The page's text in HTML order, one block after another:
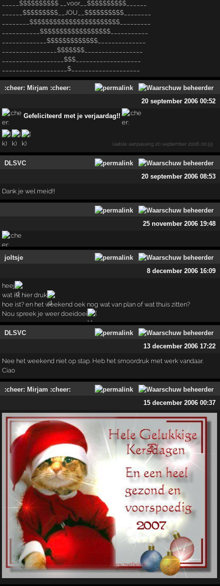
_____$$$$$$$$$$ __voor__$$$$$$$$$$______
______$$$$$$$$$__JOU__$$$$$$$$$$________
________$$$$$$$$$$$$$$$$$$$$$$$_________
___________$$$$$$$$$$$$$$$$$$___________
_____________$$$$$$$$$$$$$______________
________________$$$$$$$_________________
__________________$$$___________________
___________________$____________________
:cheer: Mirjam :cheer:
20 september 2006 00:52
Gefeliciteerd met je verjaardag!!
laatste aanpassing 20 september 2006 00:53
DLSVC
20 september 2006 08:53
Dank je wel meid!!
25 november 2006 19:48
joltsje
8 december 2006 16:09
heej
wat ist hier druk
hoe ist? en het weekend oek nog wat van plan of wat thuis zitten?
Nou spreek je weer doeidoei
DLSVC
13 december 2006 17:22
Nee het weekend niet op stap. Heb het smoordruk met werk vandaar.
Ciao
:cheer: Mirjam :cheer:
15 december 2006 00:37